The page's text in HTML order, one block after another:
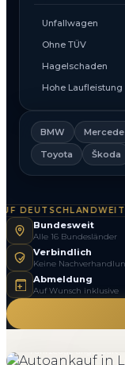
Unfallwagen
Ohne TÜV
Hagelschaden
Hohe Laufleistung
BMW
Toyota
Škoda
DEUTSCHLANDWEIT
Bundesweit
Alle 16 Bundesländer
Verbindlich
Keine
Abmeldung
Auf Wunsch inklusive